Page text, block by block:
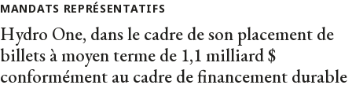
MANDATS REPRÉSENTATIFS
Hydro One, dans le cadre de son placement de
billets à moyen terme de 1,1 milliard $
conformément au cadre de financement durable